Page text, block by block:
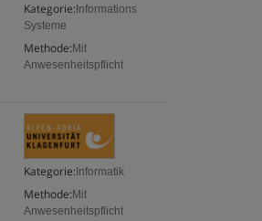
Kategorie: Informations
Systeme
Methode: Mit
Anwesenheitspflicht
Kategorie: Informatik
Methode: Mit
Anwesenheitspflicht